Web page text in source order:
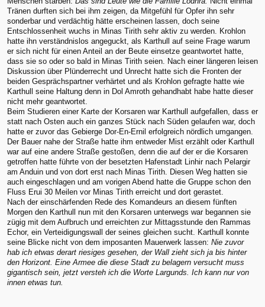
Tränen durften sich bei ihm zeigen, da Mitgefühl für Opfer ihn sehr
sonderbar und verdächtig hätte erscheinen lassen, doch seine
Entschlossenheit wuchs in Minas Tirith sehr aktiv zu werden. Krohlon
hatte ihn verständnislos angeguckt, als Karthull auf seine Frage warum
er sich nicht für einen Anteil an der Beute einsetze geantwortet hatte,
dass sie so oder so bald in Minas Tirith seien. Nach einer längeren leisen
Diskussion über Plünderrecht und Unrecht hatte sich die Fronten der
beiden Gesprächspartner verhärtet und als Krohlon gefragte hatte wie
Karthull seine Haltung denn in Dol Amroth gehandhabt habe hatte dieser
nicht mehr geantwortet.
Beim Studieren einer Karte der Korsaren war Karthull aufgefallen, dass er
statt nach Osten auch ein ganzes Stück nach Süden gelaufen war, doch
hatte er zuvor das Gebierge Dor-En-Ernil erfolgreich nördlich umgangen.
Der Bauer nahe der Straße hatte ihm entweder Mist erzählt oder Karthull
war auf eine andere Straße gestoßen, denn die auf der er die Korsaren
getroffen hatte führte von der besetzten Hafenstadt Linhir nach Pelargir
am Anduin und von dort erst nach Minas Tirith. Diesen Weg hatten sie
auch eingeschlagen und am vorigen Abend hatte die Gruppe schon den
Fluss Erui 30 Meilen vor Minas Tirith erreicht und dort gerastet.
Nach der einschärfenden Rede des Komandeurs an diesem fünften
Morgen den Karthull nun mit den Korsaren unterwegs war begannen sie
zügig mit dem Aufbruch und erreichten zur Mittagsstunde den Rammas
Echor, ein Verteidigungswall der seines gleichen sucht. Karthull konnte
seine Blicke nicht von dem imposanten Mauerwerk lassen: Nie zuvor
hab ich etwas derart riesiges gesehen, der Wall zieht sich ja bis hinter
den Horizont. Eine Armee die diese Stadt zu belagern versucht muss
gigantisch sein, jetzt versteh ich die Worte Largunds. Ich kann nur von
innen etwas tun.